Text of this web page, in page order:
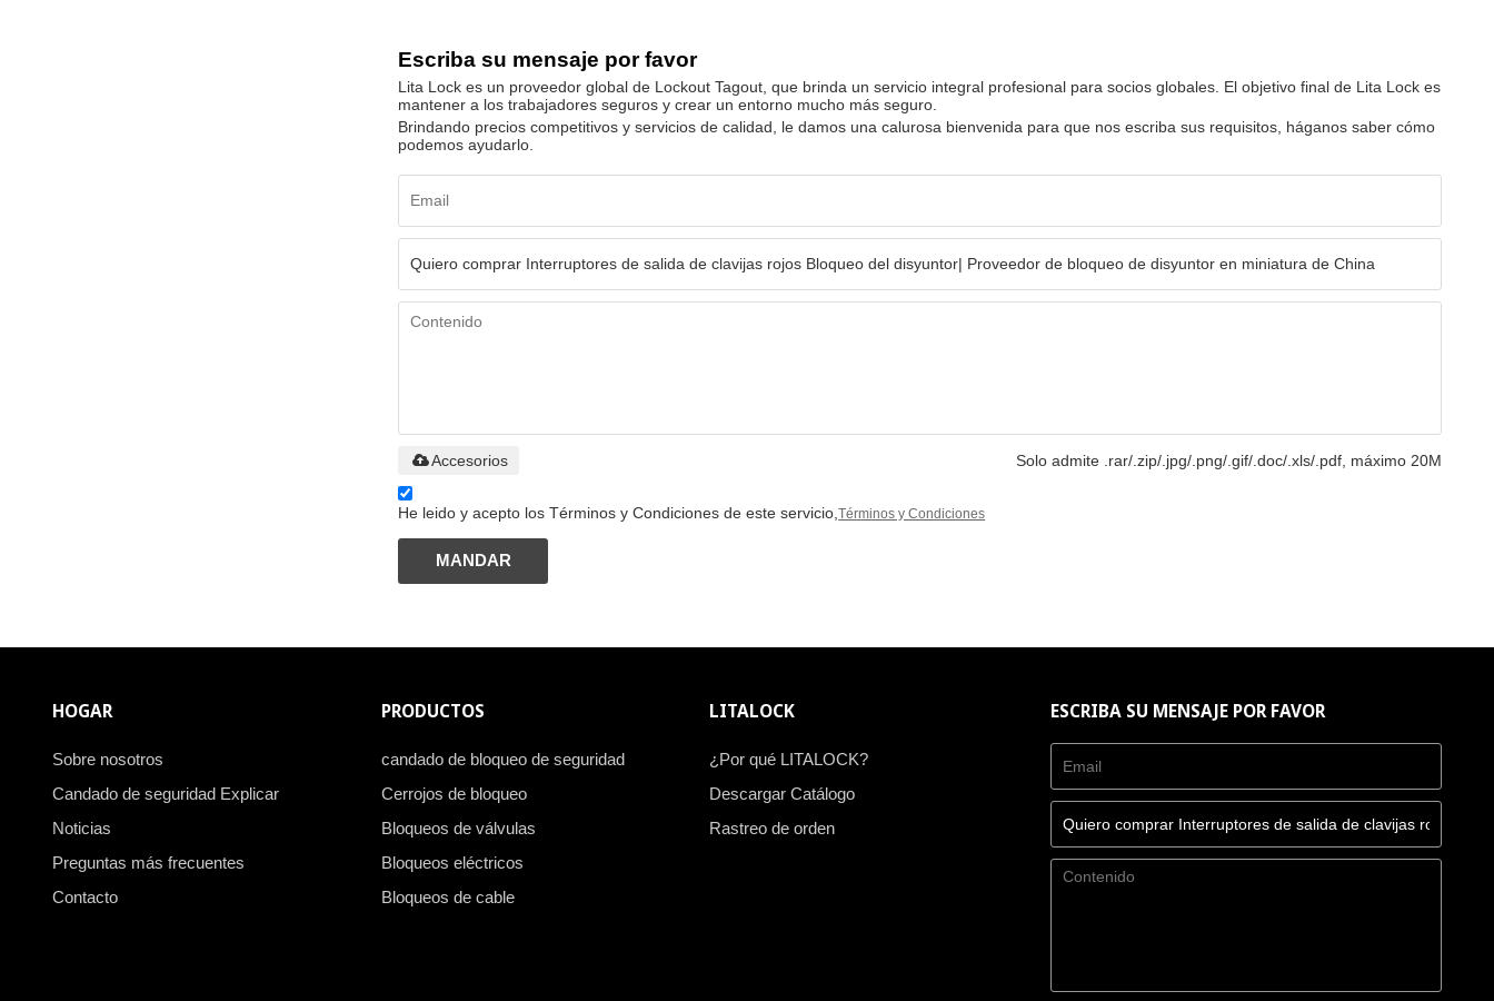
Escriba su mensaje por favor
Lita Lock es un proveedor global de Lockout Tagout, que brinda un servicio integral profesional para socios globales. El objetivo final de Lita Lock es
mantener a los trabajadores seguros y crear un entorno mucho más seguro.
Brindando precios competitivos y servicios de calidad, le damos una calurosa bienvenida para que nos escriba sus requisitos, háganos saber cómo
podemos ayudarlo.
Solo admite .rar/.zip/.jpg/.png/.gif/.doc/.xls/.pdf, máximo 20M
Accesorios
He leido y acepto los Términos y Condiciones de este servicio,Términos y Condiciones
MANDAR
HOGAR
Sobre nosotros
Candado de seguridad Explicar
Noticias
Preguntas más frecuentes
Contacto
PRODUCTOS
candado de bloqueo de seguridad
Cerrojos de bloqueo
Bloqueos de válvulas
Bloqueos eléctricos
Bloqueos de cable
LITALOCK
¿Por qué LITALOCK?
Descargar Catálogo
Rastreo de orden
ESCRIBA SU MENSAJE POR FAVOR